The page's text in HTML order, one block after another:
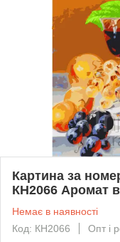
Картина за
КН2066 Аромат
Немає в наявності
Код: КН2066
Опт і